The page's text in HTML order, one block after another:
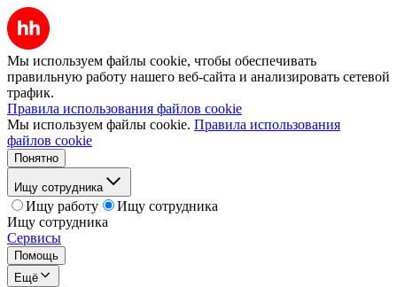
Мы используем файлы cookie, чтобы обеспечивать
правильную работу нашего веб-сайта и анализировать сетевой
трафик.
Правила использования файлов cookie
Мы используем файлы cookie. Правила использования
файлов cookie
Понятно
Ищу сотрудника
Ищу работу
Ищу сотрудника
Ищу сотрудника
Сервисы
Помощь
Ещё